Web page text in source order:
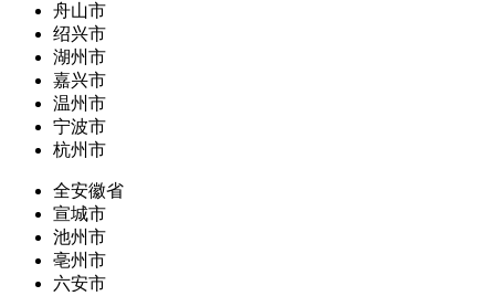
舟山市
绍兴市
湖州市
嘉兴市
温州市
宁波市
杭州市
全安徽省
宣城市
池州市
亳州市
六安市